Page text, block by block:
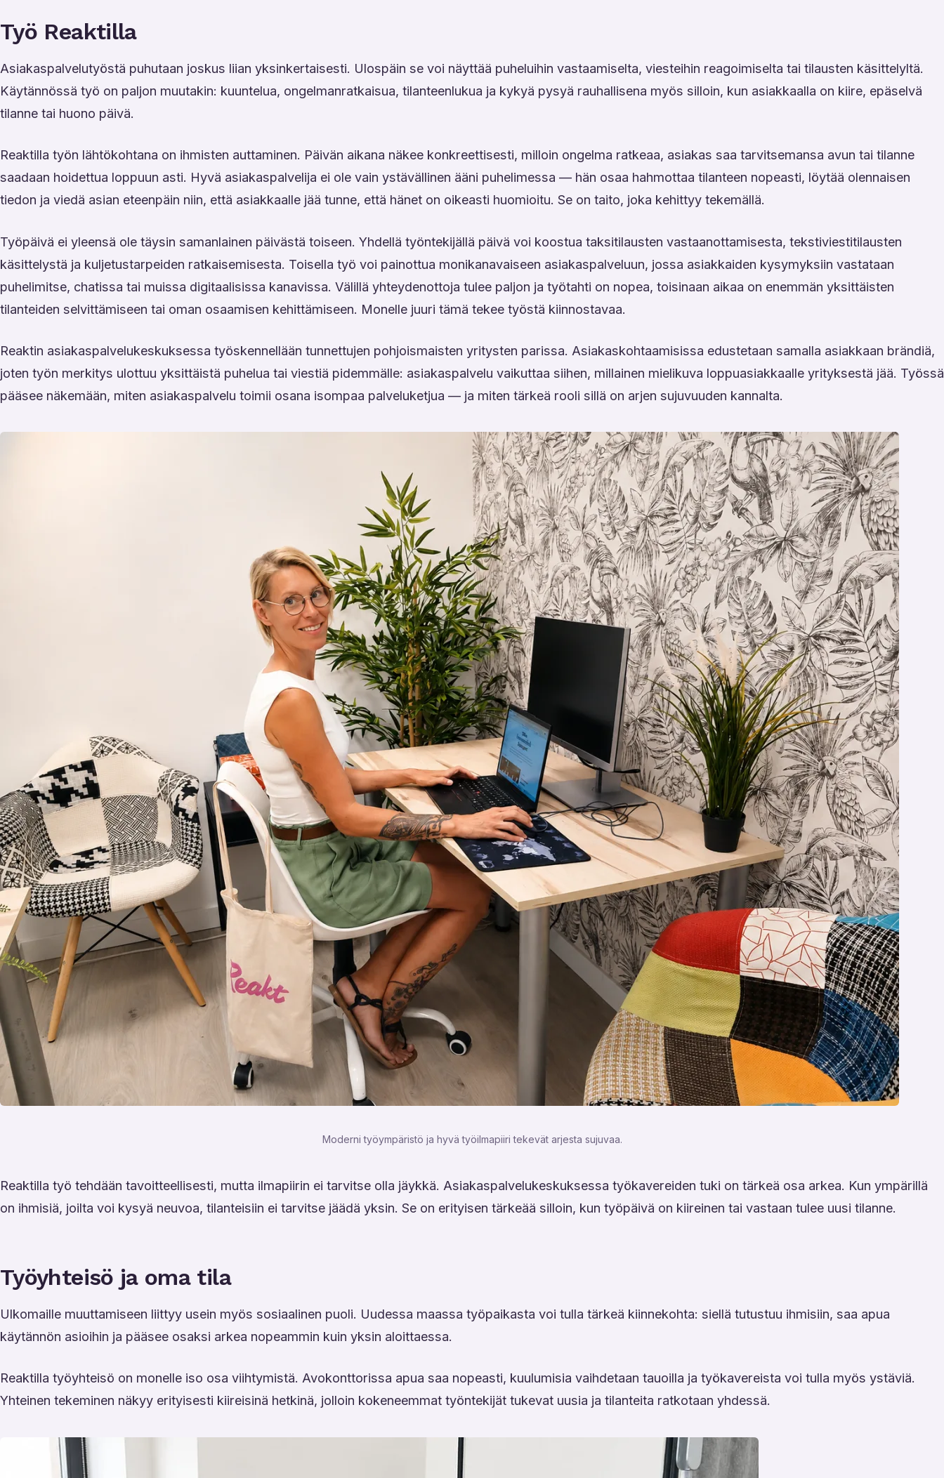
Työ Reaktilla
Asiakaspalvelutyöstä puhutaan joskus liian yksinkertaisesti. Ulospäin se voi näyttää puheluihin vastaamiselta, viesteihin reagoimiselta tai tilausten käsittelyltä.
Käytännössä työ on paljon muutakin: kuuntelua, ongelmanratkaisua, tilanteenlukua ja kykyä pysyä rauhallisena myös silloin, kun asiakkaalla on kiire, epäselvä
tilanne tai huono päivä.
Reaktilla työn lähtökohtana on ihmisten auttaminen. Päivän aikana näkee konkreettisesti, milloin ongelma ratkeaa, asiakas saa tarvitsemansa avun tai tilanne
saadaan hoidettua loppuun asti. Hyvä asiakaspalvelija ei ole vain ystävällinen ääni puhelimessa — hän osaa hahmottaa tilanteen nopeasti, löytää olennaisen
tiedon ja viedä asian eteenpäin niin, että asiakkaalle jää tunne, että hänet on oikeasti huomioitu. Se on taito, joka kehittyy tekemällä.
Työpäivä ei yleensä ole täysin samanlainen päivästä toiseen. Yhdellä työntekijällä päivä voi koostua taksitilausten vastaanottamisesta, tekstiviestitilausten
käsittelystä ja kuljetustarpeiden ratkaisemisesta. Toisella työ voi painottua monikanavaiseen asiakaspalveluun, jossa asiakkaiden kysymyksiin vastataan
puhelimitse, chatissa tai muissa digitaalisissa kanavissa. Välillä yhteydenottoja tulee paljon ja työtahti on nopea, toisinaan aikaa on enemmän yksittäisten
tilanteiden selvittämiseen tai oman osaamisen kehittämiseen. Monelle juuri tämä tekee työstä kiinnostavaa.
Reaktin asiakaspalvelukeskuksessa työskennellään tunnettujen pohjoismaisten yritysten parissa. Asiakaskohtaamisissa edustetaan samalla asiakkaan brändiä,
joten työn merkitys ulottuu yksittäistä puhelua tai viestiä pidemmälle: asiakaspalvelu vaikuttaa siihen, millainen mielikuva loppuasiakkaalle yrityksestä jää. Työssä
pääsee näkemään, miten asiakaspalvelu toimii osana isompaa palveluketjua — ja miten tärkeä rooli sillä on arjen sujuvuuden kannalta.
Moderni työympäristö ja hyvä työilmapiiri tekevät arjesta sujuvaa.
Reaktilla työ tehdään tavoitteellisesti, mutta ilmapiirin ei tarvitse olla jäykkä. Asiakaspalvelukeskuksessa työkavereiden tuki on tärkeä osa arkea. Kun ympärillä
on ihmisiä, joilta voi kysyä neuvoa, tilanteisiin ei tarvitse jäädä yksin. Se on erityisen tärkeää silloin, kun työpäivä on kiireinen tai vastaan tulee uusi tilanne.
Työyhteisö ja oma tila
Ulkomaille muuttamiseen liittyy usein myös sosiaalinen puoli. Uudessa maassa työpaikasta voi tulla tärkeä kiinnekohta: siellä tutustuu ihmisiin, saa apua
käytännön asioihin ja pääsee osaksi arkea nopeammin kuin yksin aloittaessa.
Reaktilla työyhteisö on monelle iso osa viihtymistä. Avokonttorissa apua saa nopeasti, kuulumisia vaihdetaan tauoilla ja työkavereista voi tulla myös ystäviä.
Yhteinen tekeminen näkyy erityisesti kiireisinä hetkinä, jolloin kokeneemmat työntekijät tukevat uusia ja tilanteita ratkotaan yhdessä.